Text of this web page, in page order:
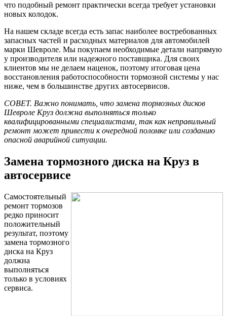
что подобный ремонт практически всегда требует установки
новых колодок.
На нашем складе всегда есть запас наиболее востребованных
запасных частей и расходных материалов для автомобилей
марки Шевроле. Мы покупаем необходимые детали напрямую
у производителя или надежного поставщика. Для своих
клиентов мы не делаем наценок, поэтому итоговая цена
восстановления работоспособности тормозной системы у нас
ниже, чем в большинстве других автосервисов.
СОВЕТ. Важно понимать, что замена тормозных дисков
Шевроле Круз должна выполняться только
квалифицированными специалистами, так как неправильный
ремонт может привести к очередной поломке или созданию
опасной аварийной ситуации.
Замена тормозного диска на Круз в
автосервисе
Самостоятельный
ремонт тормозов
редко приносит
положительный
результат, поэтому
замена тормозного
диска на Круз
должна
выполняться
только в условиях
сервиса.